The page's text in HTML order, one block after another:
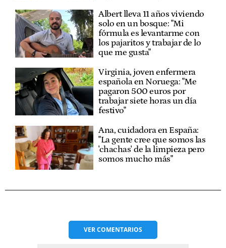
Albert lleva 11 años viviendo
solo en un bosque: "Mi
fórmula es levantarme con
los pajaritos y trabajar de lo
que me gusta"
Virginia, joven enfermera
española en Noruega: "Me
pagaron 500 euros por
trabajar siete horas un día
festivo"
Ana, cuidadora en España:
"La gente cree que somos las
'chachas' de la limpieza pero
somos mucho más"
VERCOMENTARIOS